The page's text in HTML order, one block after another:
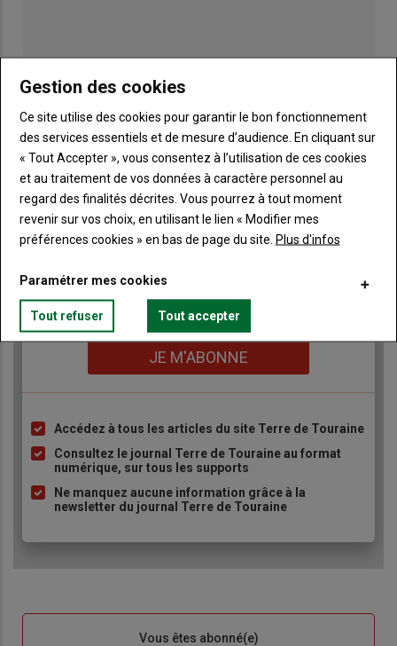
Publicité
TITRE JE M'ABONNE
Body A partir de 85€
JE M'ABONNE
Liste
à
puce
Accédez à tous les articles du site Terre de Touraine
Consultez le journal Terre de Touraine au format
numérique, sur tous les supports
Ne manquez aucune information grâce à la
newsletter du journal Terre de Touraine
Vous êtes abonné(e)
Gestion des cookies
Ce site utilise des cookies pour garantir le bon fonctionnement
des services essentiels et de mesure d’audience. En cliquant sur
« Tout Accepter », vous consentez à l’utilisation de ces cookies
et au traitement de vos données à caractère personnel au
regard des finalités décrites. Vous pourrez à tout moment
revenir sur vos choix, en utilisant le lien « Modifier mes
préférences cookies » en bas de page du site. Plus d'infos
Paramétrer mes cookies
Tout refuser Tout accepter